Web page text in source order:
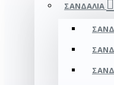
ΣΑΝΔΆΛΙΑ